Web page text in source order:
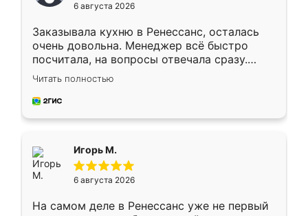
6 августа 2026
Заказывала кухню в Ренессанс, осталась
очень довольна. Менеджер всё быстро
посчитала, на вопросы отвечала сразу.
Замерщик приехал в субботу, подошёл к
делу со всей ответственностью. Собрали
за день, ребята работали аккуратно, даже
Читать полностью
Игорь М.
6 августа 2026
На самом деле в Ренессанс уже не первый